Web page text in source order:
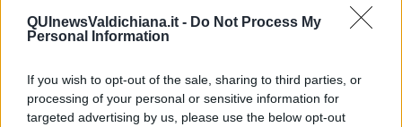
QUInewsValdichiana.it - Do Not Process My
Personal Information
If you wish to opt-out of the sale, sharing to third parties, or
processing of your personal or sensitive information for
targeted advertising by us, please use the below opt-out
Oggi è una via di pellegrinaggio moderno, di turismo lento, da
Stade (nord di Amburgo) a Roma. Oltre 2mila chilometri, dei quali
1.098 in Italia (dal Brennero a Roma). Una